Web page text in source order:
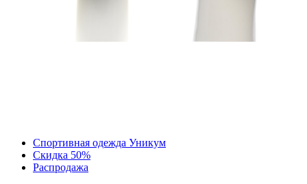
Спортивная одежда Уникум
Скидка 50%
Распродажа